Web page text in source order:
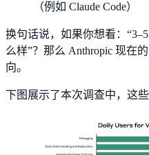
（例如 Claude Code）
换句话说，如果你想看：
么样”？那么 Anthropic 现在
向。
下图展示了本次调查中，这